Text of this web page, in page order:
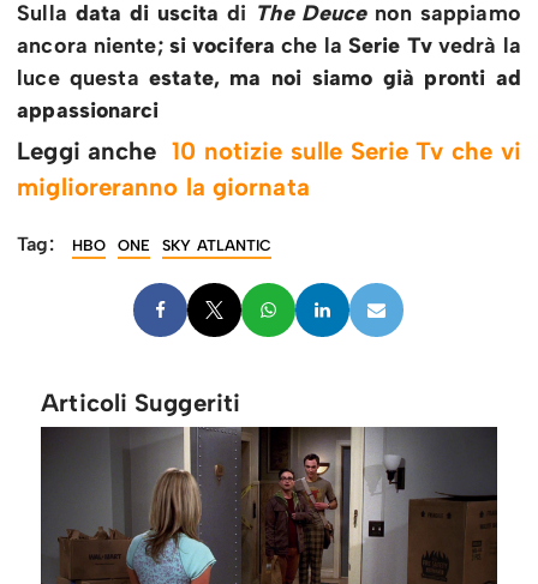
Sulla data di uscita di The Deucenon sappiamo
ancora niente; si vocifera che la Serie Tvvedrà la
luce questaestate, ma noi siamo già pronti ad
appassionarci
Leggi anche10 notizie sulle Serie Tv che vi
miglioreranno la giornata
Tag: HBO ONE SKY ATLANTIC
Articoli Suggeriti